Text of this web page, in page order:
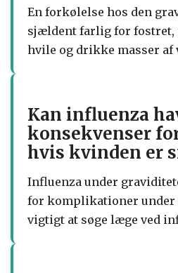
En forkølelse hos den
sjældent farlig for fostret,
hvile og drikke masser af
Kan influenza
konsekvenser
hvis kvinden er
Influenza under
for komplikationer under
vigtigt at søge læge ved